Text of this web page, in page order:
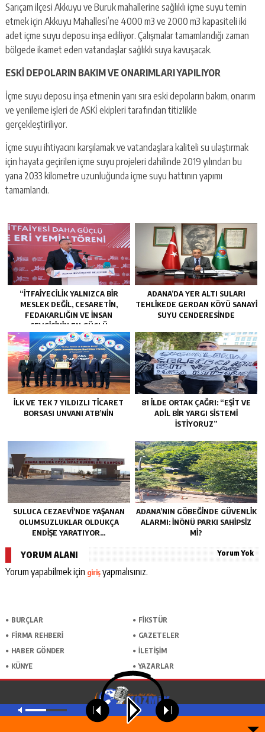
Sarıçam ilçesi Akkuyu ve Buruk mahallerine sağlıklı içme suyu temin
etmek için Akkuyu Mahallesi’ne 4000 m3 ve 2000 m3 kapasiteli iki
adet içme suyu deposu inşa ediliyor. Çalışmalar tamamlandığı zaman
bölgede ikamet eden vatandaşlar sağlıklı suya kavuşacak.
ESKİ DEPOLARIN BAKIM VE ONARIMLARI YAPILIYOR
İçme suyu deposu inşa etmenin yanı sıra eski depoların bakım, onarım
ve yenileme işleri de ASKİ ekipleri tarafından titizlikle
gerçekleştiriliyor.
İçme suyu ihtiyacını karşılamak ve vatandaşlara kaliteli su ulaştırmak
için hayata geçirilen içme suyu projeleri dahilinde 2019 yılından bu
yana 2033 kilometre uzunluğunda içme suyu hattının yapımı
tamamlandı.
“İTFAIYECILIK YALNIZCA BIR
MESLEK DEĞIL, CESARETIN,
FEDAKARLIĞIN VE INSAN
SEVGISININ EN GÜÇLÜ
TEMSILIDIR.”
ADANA’DA YER ALTI SULARI
TEHLİKEDE GERDAN KÖYÜ SANAYİ
SUYU CENDERESİNDE
İLK VE TEK 7 YILDIZLI TİCARET
BORSASI UNVANI ATB’NİN
81 İLDE ORTAK ÇAĞRI: “EŞİT VE
ADİL BİR YARGI SİSTEMİ
İSTİYORUZ”
SULUCA CEZAEVI’NDE YAŞANAN
OLUMSUZLUKLAR OLDUKÇA
ENDIŞE YARATIYOR…
ADANA’NIN GÖBEĞINDE GÜVENLIK
ALARMI: İNÖNÜ PARKI SAHIPSIZ
MI?
YORUM ALANI Yorum Yok
Yorum yapabilmek için girişyapmalısınız.
BURÇLAR
FİKSTÜR
FİRMA REHBERİ
GAZETELER
HABER GÖNDER
İLETİŞİM
KÜNYE
YAZARLAR
MASAÜSTÜ GÖRÜNÜME GEÇ